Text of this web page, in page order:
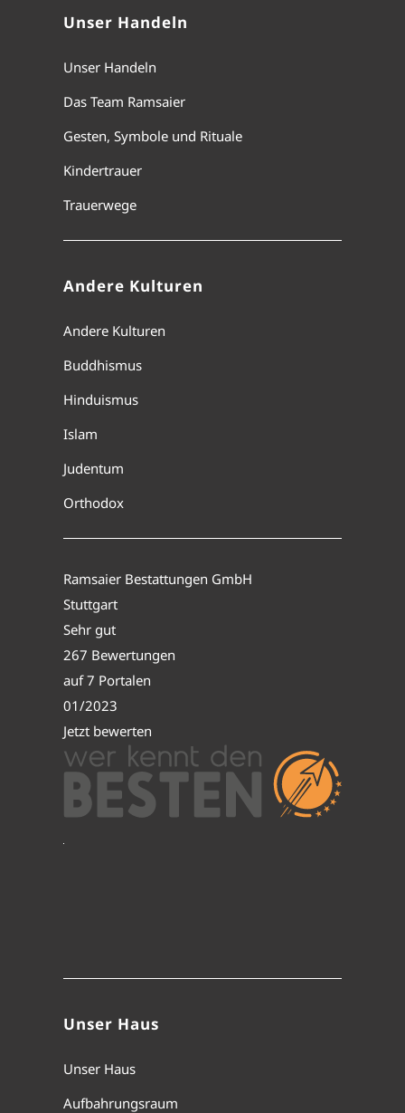
Unser Handeln
Unser Handeln
Das Team Ramsaier
Gesten, Symbole und Rituale
Kindertrauer
Trauerwege
Andere Kulturen
Andere Kulturen
Buddhismus
Hinduismus
Islam
Judentum
Orthodox
Ramsaier Bestattungen GmbH
Stuttgart
Sehr gut
267 Bewertungen
auf 7 Portalen
01/2023
Jetzt bewerten
Unser Haus
Unser Haus
Aufbahrungsraum